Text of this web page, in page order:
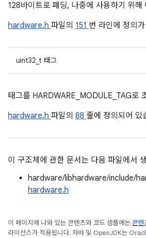
128바이트로 패딩, 나중에 사용하기 위해
hardware.h 파일의 151 번 라인에 정의
uint32_t 태그
태그를 HARDWARE_MODULE_TAG로
hardware.h 파일의 88 줄에 정의되어 있
이 구조체에 관한 문서는 다음 파일에서
hardware/libhardware/include/
hardware.h
이 페이지에 나와 있는 콘텐츠와 코드 샘플에는 콘텐
라이선스가 적용됩니다. 자바 및 OpenJDK는